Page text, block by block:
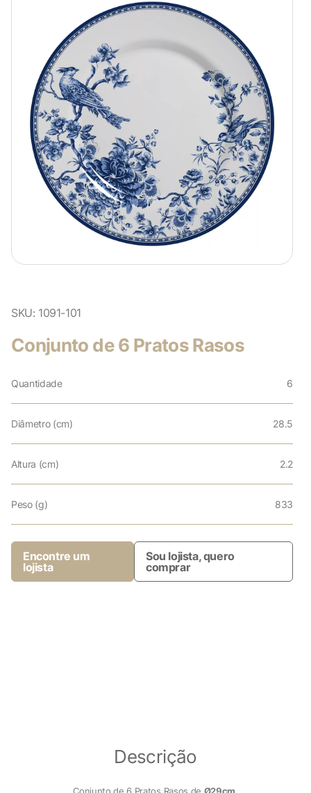
SKU: 1091-101
Conjunto de 6 Pratos Rasos
Quantidade 6
Diâmetro (cm) 28.5
Altura (cm) 2.2
Peso (g) 833
Encontre um
lojista
Sou lojista, quero
comprar
Descrição